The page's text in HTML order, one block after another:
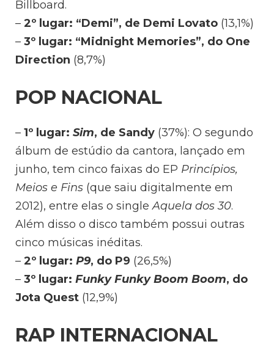
Billboard.
–2º lugar: “Demi”, de Demi Lovato (13,1%)
–3º lugar: “Midnight Memories”, do One
Direction (8,7%)
POP NACIONAL
–1º lugar:Sim, de Sandy (37%): O segundo
álbum de estúdio da cantora, lançado em
junho, tem cinco faixas do EP Princípios,
Meios e Fins (que saiu digitalmente em
2012), entre elas o singleAquela dos 30.
Além disso o disco também possui outras
cinco músicas inéditas.
–2º lugar:P9, do P9 (26,5%)
–3º lugar:Funky Funky Boom Boom, do
Jota Quest (12,9%)
RAP INTERNACIONAL